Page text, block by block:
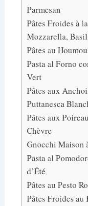
Parmesan
Pâtes Froides à
Mozzarella,
Pâtes au
Pasta al Forno
Vert
Pâtes aux
Puttanesca
Pâtes aux
Chèvre
Gnocchi Maison
Pasta al
d’Été
Pâtes au Pesto
Pâtes Froides au